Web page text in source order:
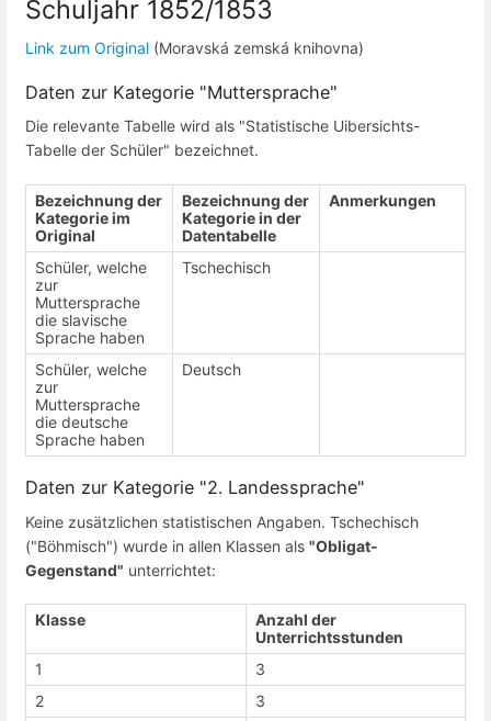
Schuljahr 1852/1853
Link zum Original (Moravská zemská knihovna)
Daten zur Kategorie "Muttersprache"
Die relevante Tabelle wird als "Statistische Uibersichts-
Tabelle der Schüler" bezeichnet.
Bezeichnung der
Kategorie im
Original
Bezeichnung der
Kategorie in der
Datentabelle
Anmerkungen
Schüler, welche
zur
Muttersprache
die slavische
Sprache haben
Tschechisch
Schüler, welche
zur
Muttersprache
die deutsche
Sprache haben
Deutsch
Daten zur Kategorie "2. Landessprache"
Keine zusätzlichen statistischen Angaben. Tschechisch
("Böhmisch") wurde in allen Klassen als "Obligat-
Gegenstand" unterrichtet:
Klasse
Anzahl der
Unterrichtsstunden
1
3
2
3